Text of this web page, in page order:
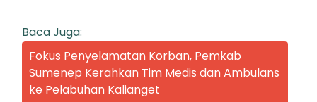
Baca Juga:
Fokus Penyelamatan Korban, Pemkab
Sumenep Kerahkan Tim Medis dan Ambulans
ke Pelabuhan Kalianget